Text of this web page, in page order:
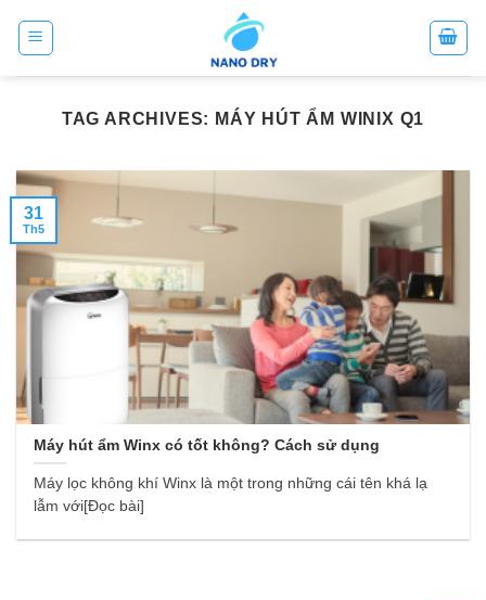
TAG ARCHIVES: MÁY HÚT ẨM WINIX Q1
Máy hút ẩm Winx có tốt không? Cách sử dụng
Máy lọc không khí Winx là một trong những cái tên khá lạ
lẫm với[Đọc bài]
31
Th5